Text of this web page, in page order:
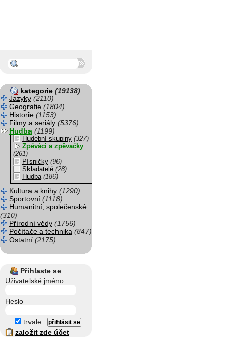
kategorie (19138)
Jazyky (2110)
Geografie (1804)
Historie (1153)
Filmy a seriály (5376)
Hudba (1199)
Hudební skupiny (327)
Zpěváci a zpěvačky
(261)
Písničky (96)
Skladatelé (28)
Hudba (186)
Kultura a knihy (1290)
Sportovní (1118)
Humanitní, společenské
(310)
Přírodní vědy (1756)
Počítače a technika (847)
Ostatní (2175)
Přihlaste se
Uživatelské jméno
Heslo
trvale
založit zde účet